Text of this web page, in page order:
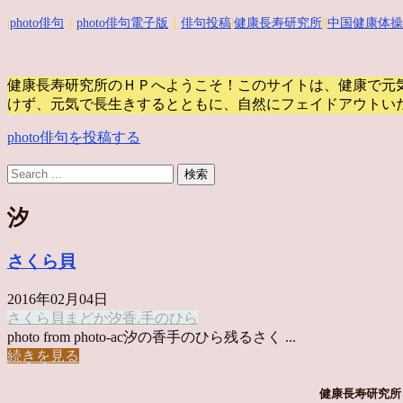
photo俳句 photo俳句電子版 俳句投稿 健康長寿研究所 中国健康体操
健康長寿研究所のＨＰへようこそ！このサイトは、健康で
けず、元気で長生きするとともに、自然にフェイドアウトい
photo俳句を投稿する
汐
さくら貝
2016年02月04日
さくら貝 まどか汐香.手のひら
photo from photo-ac汐の香手のひら残るさく ...
続きを見る
健康長寿研究